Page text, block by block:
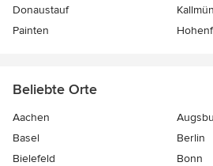
Donaustauf
Painten
Beliebte Orte
Aachen
Basel
Berlin
Bielefeld
Bonn